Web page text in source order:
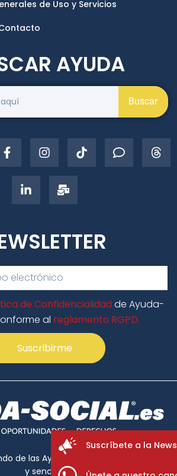
de Uso y Servicios
Buscar
AYUDA
de Confidencialidad de Ayuda-
al reglamento RGPD.
Suscribirme
de las Ayudas Sociales de forma clara
y sencilla.
Suscríbete a la